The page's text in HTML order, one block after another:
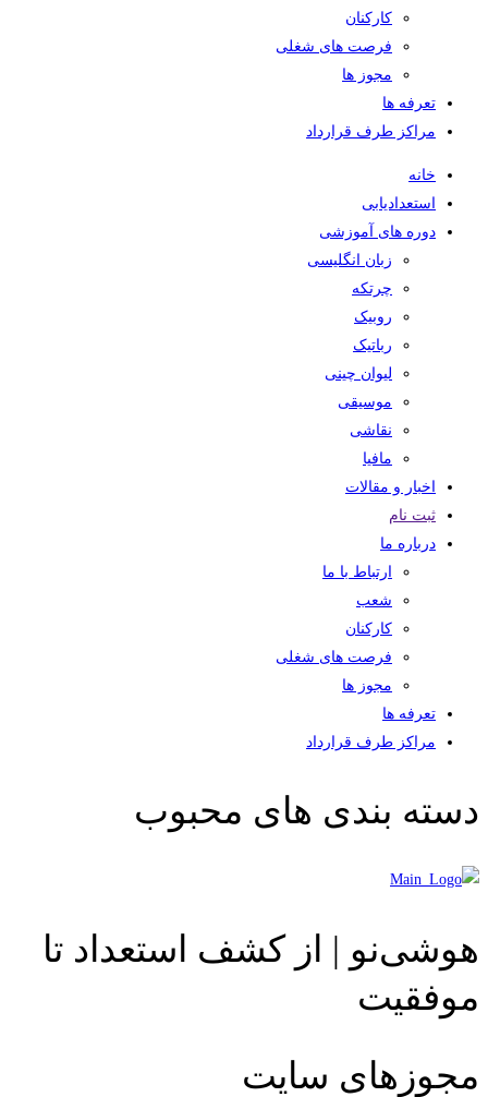
کارکنان
فرصت های شغلی
مجوز ها
تعرفه ها
مراکز طرف قرارداد
خانه
استعدادیابی
دوره های آموزشی
زبان انگلیسی
چرتکه
روبیک
رباتیک
لیوان چینی
موسیقی
نقاشی
مافیا
اخبار و مقالات
ثبت نام
درباره ما
ارتباط با ما
شعب
کارکنان
فرصت های شغلی
مجوز ها
تعرفه ها
مراکز طرف قرارداد
دسته بندی های محبوب
هوشی‌نو | از کشف استعداد تا
موفقیت
مجوزهای سایت